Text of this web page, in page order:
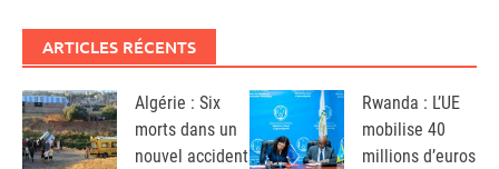
ARTICLES RÉCENTS
Algérie : Six
morts dans un
nouvel accident
Rwanda : L’UE
mobilise 40
millions d’euros